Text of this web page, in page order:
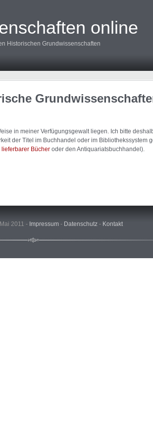
online
Historischen Grundwissenschaften
in meiner Verfügungsgewalt liegen. Ich bitte
der Titel im Buchhandel oder im Bibliothekssystem
lieferbarer Bücher oder den Antiquariatsbuchhandel).
2011 - Impressum - Datenschutz - Kontakt